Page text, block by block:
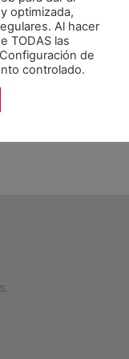
el Síndic
fa 4 mesos
produït sense
institucions
per parlar
optimizada,
Al hacer
TODAS las
de
controlado.